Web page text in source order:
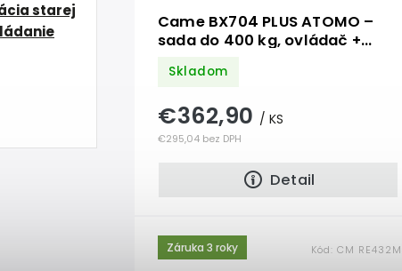
starej
Came BX704 PLUS ATOMO –
sada do 400 kg, ovládač +
Skladom
€295,04 bez DPH
€362,90 / KS
Detail
Záruka 3 roky Kód:CM RE432M